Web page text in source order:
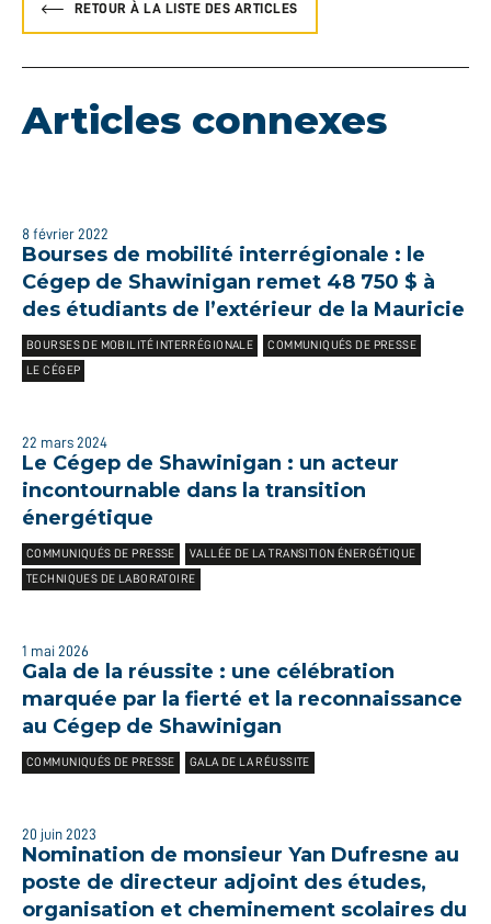
RETOUR À LA LISTE DES ARTICLES
Articles connexes
8 février 2022
Bourses de mobilité interrégionale : le
Cégep de Shawinigan remet 48 750 $ à
des étudiants de l’extérieur de la Mauricie
BOURSES DE MOBILITÉ INTERRÉGIONALE COMMUNIQUÉS DE PRESSE
LE CÉGEP
22 mars 2024
Le Cégep de Shawinigan : un acteur
incontournable dans la transition
énergétique
COMMUNIQUÉS DE PRESSE VALLÉE DE LA TRANSITION ÉNERGÉTIQUE
TECHNIQUES DE LABORATOIRE
1 mai 2026
Gala de la réussite : une célébration
marquée par la fierté et la reconnaissance
au Cégep de Shawinigan
COMMUNIQUÉS DE PRESSE GALA DE LA RÉUSSITE
20 juin 2023
Nomination de monsieur Yan Dufresne au
poste de directeur adjoint des études,
organisation et cheminement scolaires du